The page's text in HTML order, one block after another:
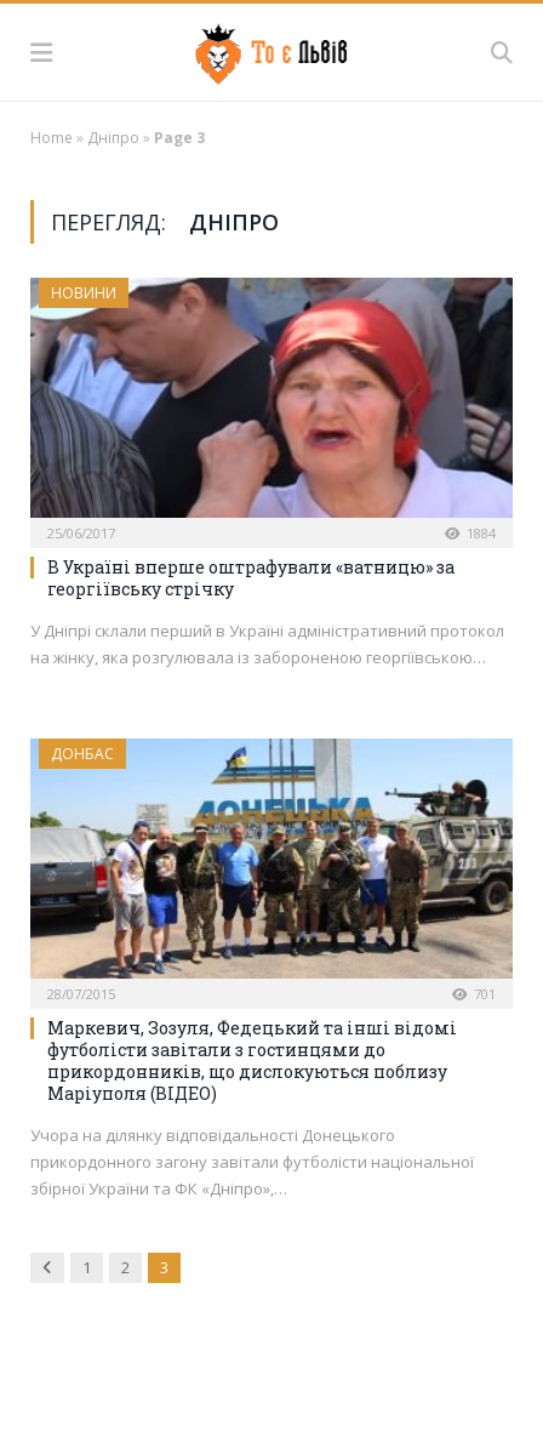
Home » Дніпро » Page 3
ПЕРЕГЛЯД: ДНІПРО
НОВИНИ
25/06/2017 1884
В Україні вперше оштрафували «ватницю» за
георгіївську стрічку
У Дніпрі склали перший в Україні адміністративний протокол
на жінку, яка розгулювала із забороненою георгіївською…
ДОНБАС
28/07/2015 701
Маркевич, Зозуля, Федецький та інші відомі
футболісти завітали з гостинцями до
прикордонників, що дислокуються поблизу
Маріуполя (ВІДЕО)
Учора на ділянку відповідальності Донецького
прикордонного загону завітали футболісти національної
збірної України та ФК «Дніпро»,…
Previous
1 2 3